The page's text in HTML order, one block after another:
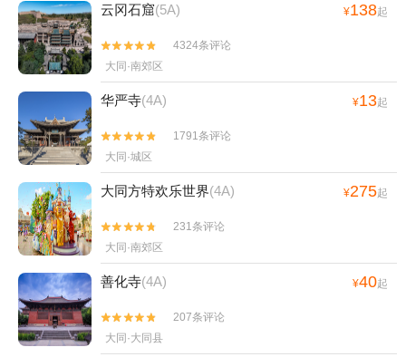
云冈石窟(5A) ¥138起


4324条评论
大同·南郊区
华严寺(4A) ¥13起


1791条评论
大同·城区
大同方特欢乐世界(4A) ¥275起


231条评论
大同·南郊区
善化寺(4A) ¥40起


207条评论
大同·大同县